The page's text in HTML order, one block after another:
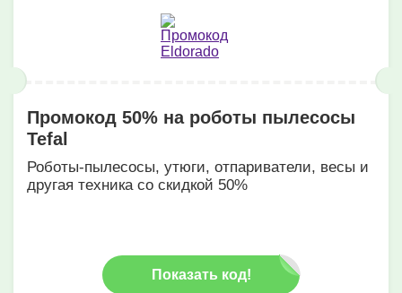
Промокод 50% на роботы пылесосы
Tefal
Роботы-пылесосы, утюги, отпариватели, весы и
другая техника со скидкой 50%
Показать код!